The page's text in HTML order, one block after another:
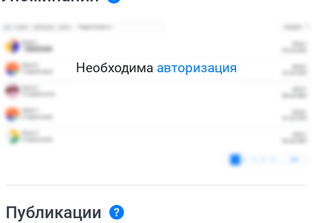
Необходима авторизация
Публикации